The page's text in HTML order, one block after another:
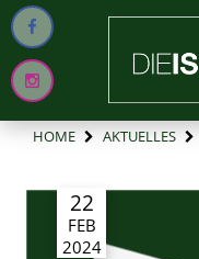
HOME AKTUELLES
22
FEB
2024